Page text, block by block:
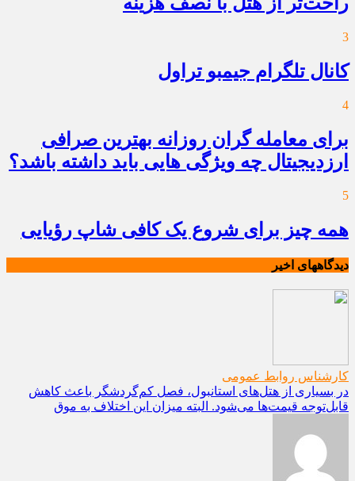
3
کانال تلگرام جیمبو تراول
4
برای معامله گران روزانه بهترین صرافی
ارزدیجیتال چه ویژگی هایی باید داشته باشد؟
5
همه چیز برای شروع یک کافی شاپ رؤیایی
دیدگاههای اخیر
کارشناس روابط عمومی
در بسیاری از هتل‌های استانبول، فصل کم‌گردشگر باعث کاهش
قابل‌توجه قیمت‌ها می‌شود. البته میزان این اختلاف به موق